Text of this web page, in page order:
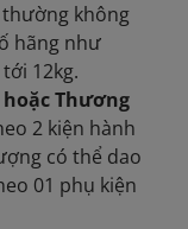
không
hãng như
12kg.
Thương
2 kiện hành
có thể dao
01 phụ kiện